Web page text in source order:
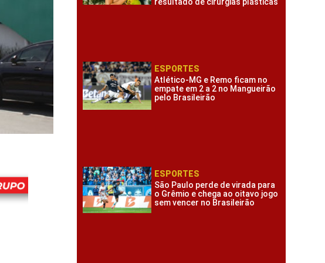
ESPORTES
Atlético-MG e Remo ficam no
empate em 2 a 2 no Mangueirão
pelo Brasileirão
ESPORTES
São Paulo perde de virada para
o Grêmio e chega ao oitavo jogo
sem vencer no Brasileirão